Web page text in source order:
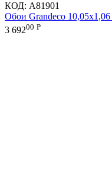
КОД: A81901
Обои Grandeco
3 69200 Р